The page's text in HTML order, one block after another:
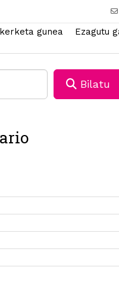
gunea
Ezagutu
Bilatu